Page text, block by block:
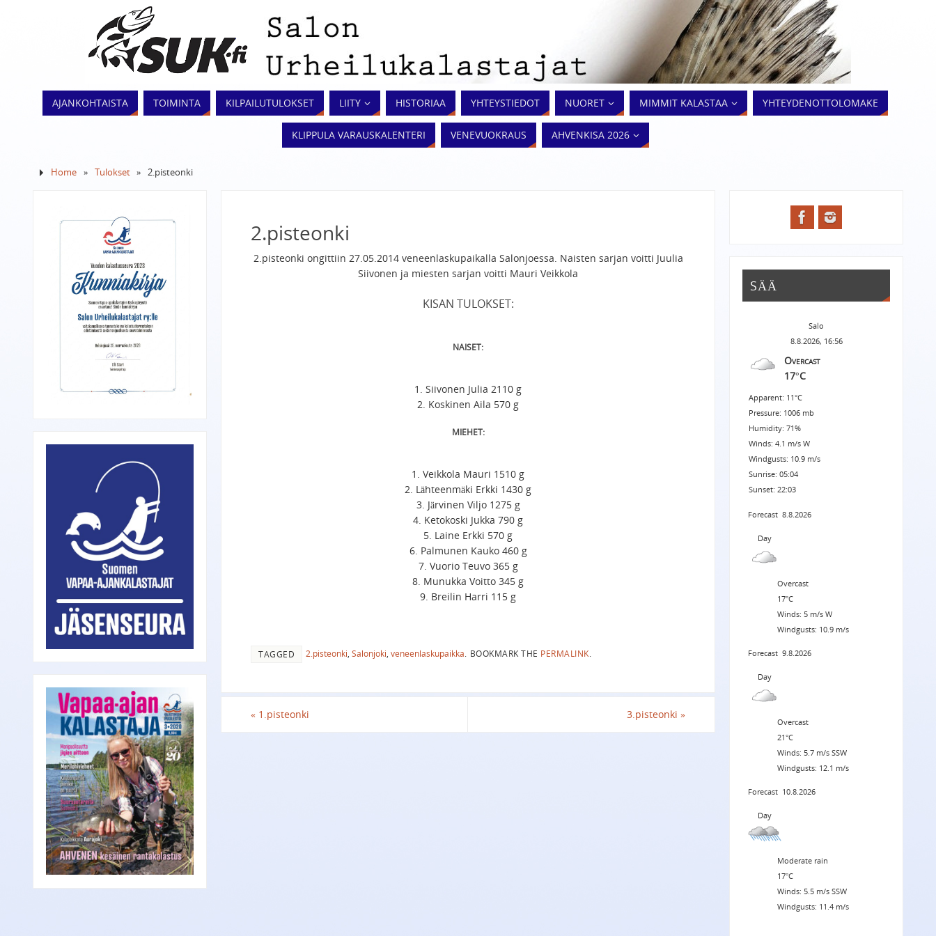
AJANKOHTAISTA TOIMINTA KILPAILUTULOKSET LIITY HISTORIAA YHTEYSTIEDOT NUORET MIMMIT KALASTAA YHTEYDENOTTOLOMAKE
KLIPPULA VARAUSKALENTERI VENEVUOKRAUS ‎‎AHVENKISA 2026
Home » Tulokset » 2.pisteonki
2.pisteonki
2.pisteonki ongittiin 27.05.2014 veneenlaskupaikalla Salonjoessa. Naisten sarjan voitti Juulia
Siivonen ja miesten sarjan voitti Mauri Veikkola
KISAN TULOKSET:
NAISET:
1. Siivonen Julia 2110 g
2. Koskinen Aila 570 g
MIEHET:
1. Veikkola Mauri 1510 g
2. Lähteenmäki Erkki 1430 g
3. Järvinen Viljo 1275 g
4. Ketokoski Jukka 790 g
5. Laine Erkki 570 g
6. Palmunen Kauko 460 g
7. Vuorio Teuvo 365 g
8. Munukka Voitto 345 g
9. Breilin Harri 115 g
TAGGED 2.pisteonki Salonjoki veneenlaskupaikka BOOKMARK THE PERMALINK
« 1.pisteonki 3.pisteonki »
SÄÄ
Salo
8.8.2026, 16:56
Overcast
17°C
Apparent: 11°C
Pressure: 1006 mb
Humidity: 71%
Winds: 4.1 m/s W
Windgusts: 10.9 m/s
Sunrise: 05:04
Sunset: 22:03
Forecast 8.8.2026
Day
Overcast
17°C
Winds: 5 m/s W
Windgusts: 10.9 m/s
Forecast 9.8.2026
Day
Overcast
21°C
Winds: 5.7 m/s SSW
Windgusts: 12.1 m/s
Forecast 10.8.2026
Day
Moderate rain
17°C
Winds: 5.5 m/s SSW
Windgusts: 11.4 m/s